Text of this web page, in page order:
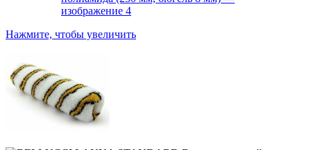
Нажмите, чтобы увеличить